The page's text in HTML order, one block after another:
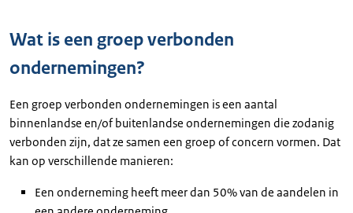
Wat is een groep verbonden
ondernemingen?
Een groep verbonden ondernemingen is een aantal
binnenlandse en/of buitenlandse ondernemingen die zodanig
verbonden zijn, dat ze samen een groep of concern vormen. Dat
kan op verschillende manieren:
Een onderneming heeft meer dan 50% van de aandelen in